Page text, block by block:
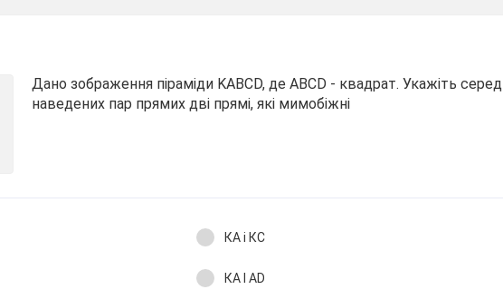
Дано зображення піраміди KАВСD, де АВСD - квадрат. Укажіть серед
наведених пар прямих дві прямі, які мимобіжні
КА і КС
КА І АD